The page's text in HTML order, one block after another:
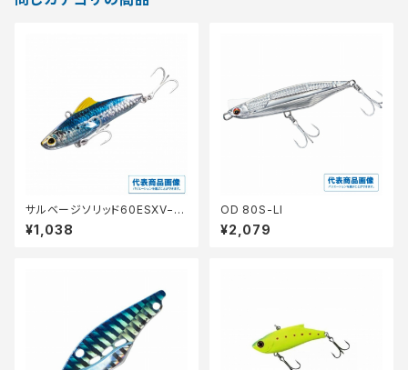
サルベージソリッド60ESXV−2
60R
¥1,038
OD 80S-LI
¥2,079